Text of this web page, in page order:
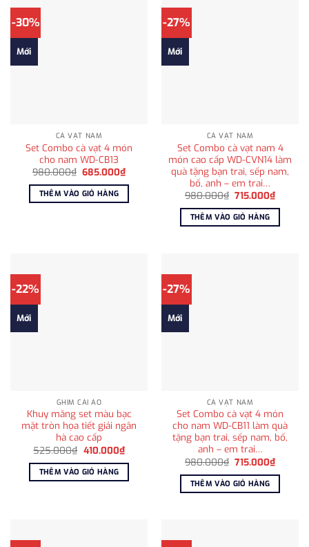
-30%
Mới
CÀ VẠT NAM
Set Combo cà vạt 4 món
cho nam WD-CB13
980.000₫ Giá
là:
980.000₫.
685.000₫Giá
hiện
tại
685.000₫.
THÊM VÀO GIỎ HÀNG
-27%
Mới
CÀ VẠT NAM
Set Combo cà vạt nam 4
món cao cấp WD-CVN14 làm
quà tặng bạn trai, sếp nam,
bố, anh – em trai…
980.000₫ Giá
là:
980.000₫.
715.000₫Giá
hiện
tại
THÊM VÀO GIỎ HÀNG
-22%
Mới
GHIM CÀI ÁO
Khuy măng set màu bạc
mặt tròn họa tiết giải ngân
hà cao cấp
525.000₫ Giá
là:
525.000₫.
410.000₫Giá
hiện
tại
410.000₫.
THÊM VÀO GIỎ HÀNG
-27%
Mới
CÀ VẠT NAM
Set Combo cà vạt 4 món
cho nam WD-CB11 làm quà
tặng bạn trai, sếp nam, bố,
anh – em trai…
980.000₫ Giá
là:
980.000₫.
715.000₫Giá
hiện
tại
THÊM VÀO GIỎ HÀNG